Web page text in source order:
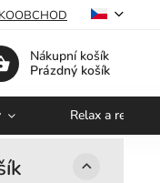
Nákupní košík
Prázdný košík
Relax a